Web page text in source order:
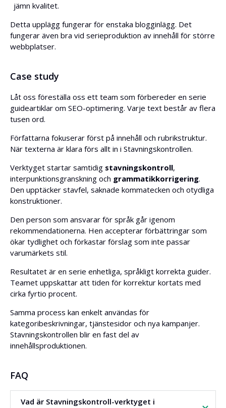
jämn kvalitet.
Detta upplägg fungerar för enstaka blogginlägg. Det
fungerar även bra vid serieproduktion av innehåll för större
webbplatser.
Case study
Låt oss föreställa oss ett team som förbereder en serie
guideartiklar om SEO-optimering. Varje text består av flera
tusen ord.
Författarna fokuserar först på innehåll och rubrikstruktur.
När texterna är klara förs allt in i Stavningskontrollen.
Verktyget startar samtidig stavningskontroll,
interpunktionsgranskning och grammatikkorrigering.
Den upptäcker stavfel, saknade kommatecken och otydliga
konstruktioner.
Den person som ansvarar för språk går igenom
rekommendationerna. Hen accepterar förbättringar som
ökar tydlighet och förkastar förslag som inte passar
varumärkets stil.
Resultatet är en serie enhetliga, språkligt korrekta guider.
Teamet uppskattar att tiden för korrektur kortats med
cirka fyrtio procent.
Samma process kan enkelt användas för
kategoribeskrivningar, tjänstesidor och nya kampanjer.
Stavningskontrollen blir en fast del av
innehållsproduktionen.
FAQ
Vad är Stavningskontroll-verktyget i